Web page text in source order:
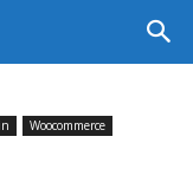
Woocommerce